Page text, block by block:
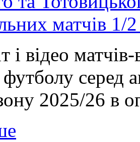
і відео
серед
2025/26 в